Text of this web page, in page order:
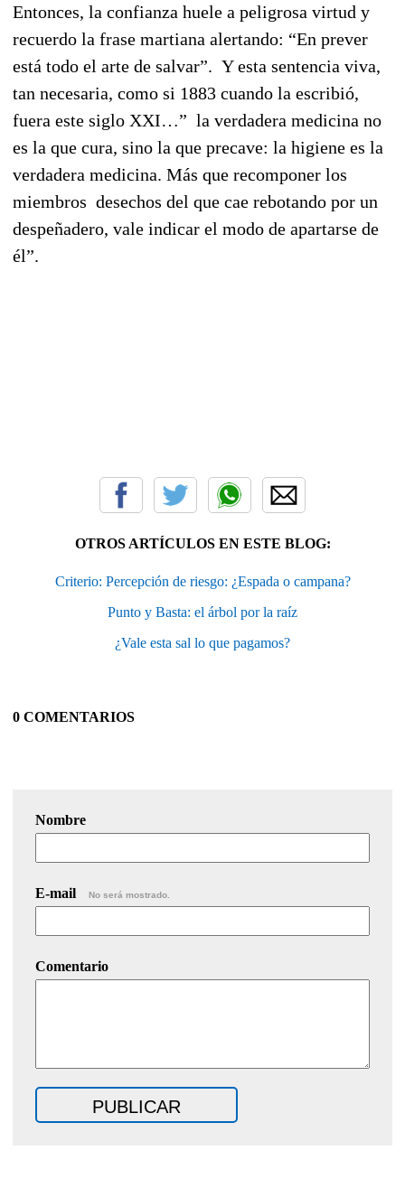
Entonces, la confianza huele a peligrosa virtud y
recuerdo la frase martiana alertando: “En prever
está todo el arte de salvar”. Y esta sentencia viva,
tan necesaria, como si 1883 cuando la escribió,
fuera este siglo XXI…” la verdadera medicina no
es la que cura, sino la que precave: la higiene es la
verdadera medicina. Más que recomponer los
miembros desechos del que cae rebotando por un
despeñadero, vale indicar el modo de apartarse de
él”.
OTROS ARTÍCULOS EN ESTE BLOG:
Criterio: Percepción de riesgo: ¿Espada o campana?
Punto y Basta: el árbol por la raíz
¿Vale esta sal lo que pagamos?
0 COMENTARIOS
Nombre
E-mail No será mostrado.
Comentario